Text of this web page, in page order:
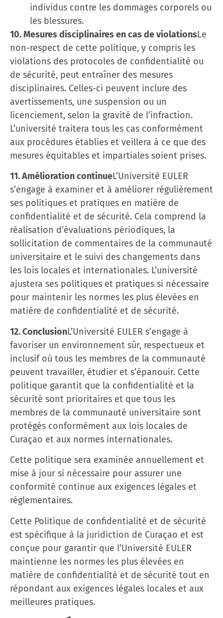
individus contre les dommages corporels ou
les blessures.
10. Mesures disciplinaires en cas de violationsLe
non-respect de cette politique, y compris les
violations des protocoles de confidentialité ou
de sécurité, peut entraîner des mesures
disciplinaires. Celles-ci peuvent inclure des
avertissements, une suspension ou un
licenciement, selon la gravité de l’infraction.
L’université traitera tous les cas conformément
aux procédures établies et veillera à ce que des
mesures équitables et impartiales soient prises.
11. Amélioration continueL’Université EULER
s’engage à examiner et à améliorer régulièrement
ses politiques et pratiques en matière de
confidentialité et de sécurité. Cela comprend la
réalisation d’évaluations périodiques, la
sollicitation de commentaires de la communauté
universitaire et le suivi des changements dans
les lois locales et internationales. L’université
ajustera ses politiques et pratiques si nécessaire
pour maintenir les normes les plus élevées en
matière de confidentialité et de sécurité.
12. ConclusionL’Université EULER s’engage à
favoriser un environnement sûr, respectueux et
inclusif où tous les membres de la communauté
peuvent travailler, étudier et s’épanouir. Cette
politique garantit que la confidentialité et la
sécurité sont prioritaires et que tous les
membres de la communauté universitaire sont
protégés conformément aux lois locales de
Curaçao et aux normes internationales.
Cette politique sera examinée annuellement et
mise à jour si nécessaire pour assurer une
conformité continue aux exigences légales et
réglementaires.
Cette Politique de confidentialité et de sécurité
est spécifique à la juridiction de Curaçao et est
conçue pour garantir que l’Université EULER
maintienne les normes les plus élevées en
matière de confidentialité et de sécurité tout en
répondant aux exigences légales locales et aux
meilleures pratiques.